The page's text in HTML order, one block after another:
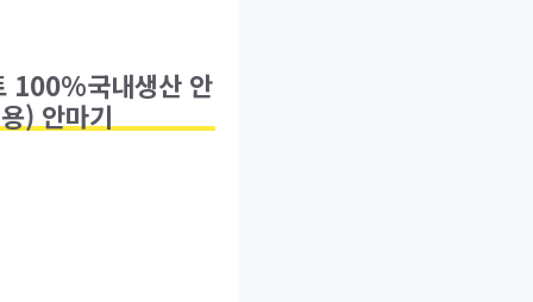
100%국내생산 안
) 안마기